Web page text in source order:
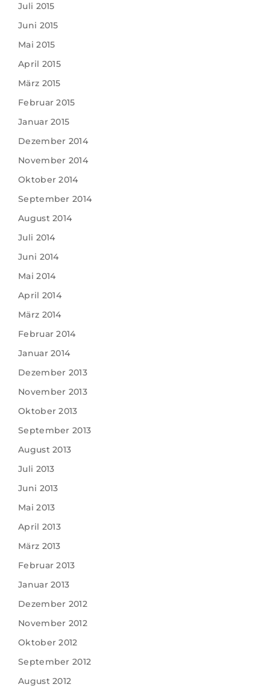
Juli 2015
Juni 2015
Mai 2015
April 2015
März 2015
Februar 2015
Januar 2015
Dezember 2014
November 2014
Oktober 2014
September 2014
August 2014
Juli 2014
Juni 2014
Mai 2014
April 2014
März 2014
Februar 2014
Januar 2014
Dezember 2013
November 2013
Oktober 2013
September 2013
August 2013
Juli 2013
Juni 2013
Mai 2013
April 2013
März 2013
Februar 2013
Januar 2013
Dezember 2012
November 2012
Oktober 2012
September 2012
August 2012